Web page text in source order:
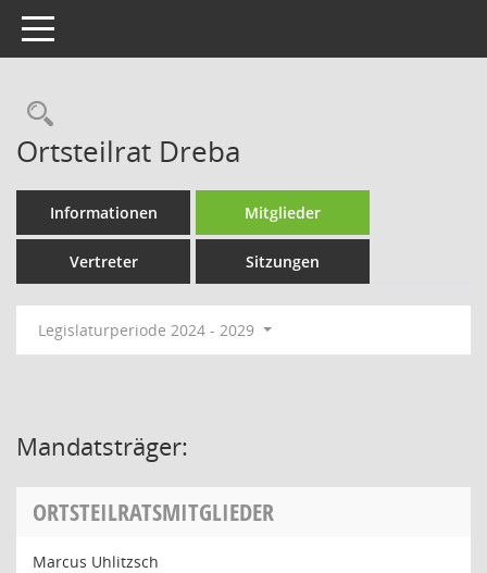
Toggle navigation
Rechercheauswahl
Ortsteilrat Dreba
Informationen Mitglieder
Vertreter Sitzungen
Legislaturperiode 2024 - 2029
Mandatsträger:
ORTSTEILRATSMITGLIEDER
Marcus Uhlitzsch